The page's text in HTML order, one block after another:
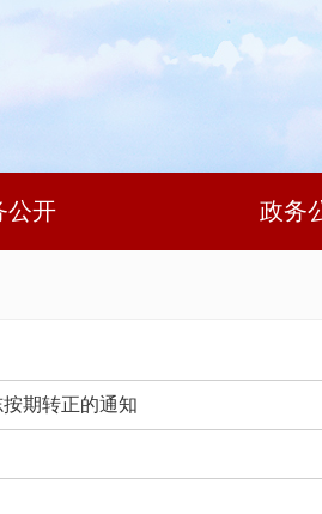
公开 政务
期转正的通知